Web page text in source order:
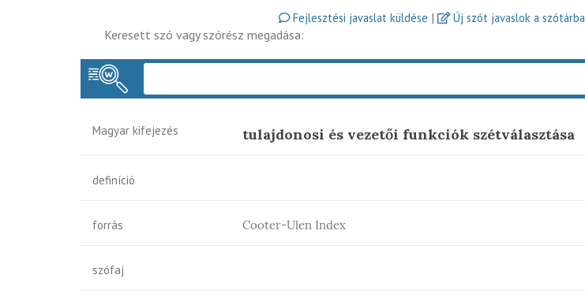
Fejlesztési javaslat küldése | Új szót javaslok a szótárba
Keresett szó vagy szórész megadása:
Magyar kifejezés tulajdonosi és vezetői funkciók szétválasztása
definíció
forrás Cooter-Ulen Index
szófaj